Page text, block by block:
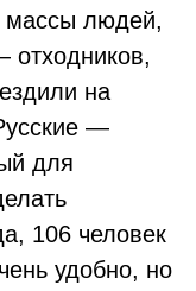
массы людей,
отходников,
на
—
для
106 человек
удобно, но